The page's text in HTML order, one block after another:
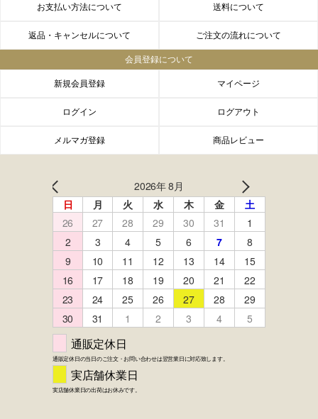
FACEBOOK twitter instagram LINE
お支払い方法について 送料について
返品・キャンセルについて ご注文の流れについて
会員登録について
新規会員登録 マイページ
ログイン ログアウト
メルマガ登録 商品レビュー